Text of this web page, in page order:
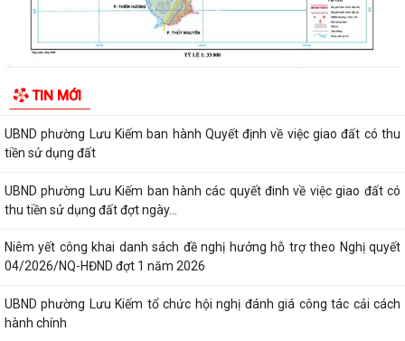
TIN MỚI
CÔNG AN PHƯỜNG LƯU KIẾM HƯỞNG ỨNG THAM GIA CUỘC THI SÁNG
TẠO VIDEO CLIP "TỔ QUỐC BÌNH YÊN"
dịch trên địa bàn phường Lưu Kiếm
UBND phường Lưu Kiếm ban hành Quyết định về việc giao đất có thu
tiền sử dụng đất
UBND phường Lưu Kiếm ban hành các quyết đinh về việc giao đất có
thu tiền sử dụng đất đợt ngày...
Niêm yết công khai danh sách đề nghị hưởng hỗ trợ theo Nghị quyết
04/2026/NQ-HĐND đợt 1 năm 2026
UBND phường Lưu Kiếm tổ chức hội nghị đánh giá công tác cải cách
hành chính